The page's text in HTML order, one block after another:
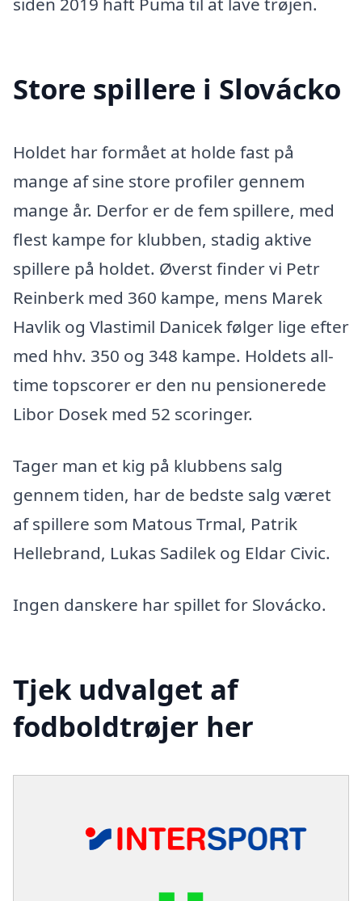
Store spillere i Slovácko
Holdet har formået at holde fast på
mange af sine store profiler gennem
mange år. Derfor er de fem spillere, med
flest kampe for klubben, stadig aktive
spillere på holdet. Øverst finder vi Petr
Reinberk med 360 kampe, mens Marek
Havlik og Vlastimil Danicek følger lige efter
med hhv. 350 og 348 kampe. Holdets all-
time topscorer er den nu pensionerede
Libor Dosek med 52 scoringer.
Tager man et kig på klubbens salg
gennem tiden, har de bedste salg været
af spillere som Matous Trmal, Patrik
Hellebrand, Lukas Sadilek og Eldar Civic.
Ingen danskere har spillet for Slovácko.
Tjek udvalget af
fodboldtrøjer her